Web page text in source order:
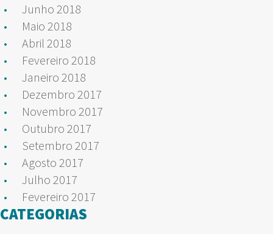
Junho 2018
Maio 2018
Abril 2018
Fevereiro 2018
Janeiro 2018
Dezembro 2017
Novembro 2017
Outubro 2017
Setembro 2017
Agosto 2017
Julho 2017
Fevereiro 2017
CATEGORIAS